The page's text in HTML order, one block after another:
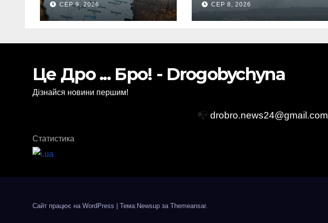
Росії: в одній
спеціальній зоні –
СЕР 9, 2026
масова евакуація
СЕР 8, 2026
Це Дро ... Бро! - Drogobychyna
Дізнайся новини першим!
📭 drobro.news24@gmail.com
Статистика
Сайт працює на WordPress | Тема:Newsup за Themeansar.